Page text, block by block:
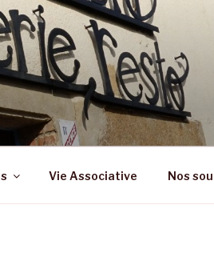
LA FORÊT
Vie Associative Nos